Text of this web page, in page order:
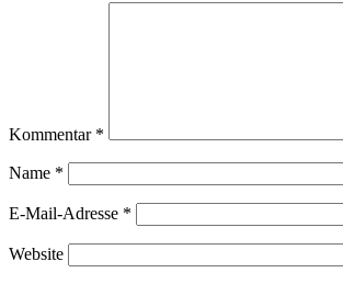
Kommentar *
Name *
E-Mail-Adresse *
Website